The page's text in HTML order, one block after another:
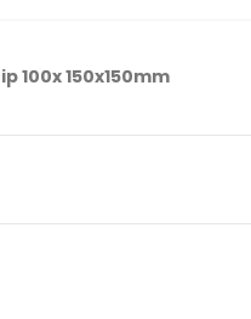
100x 150x150mm